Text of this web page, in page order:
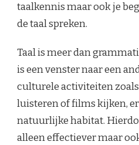
taalkennis maar ook je
de taal spreken.
Taal is meer dan
is een venster naar een
culturele activiteiten
luisteren of films kijken,
natuurlijke habitat.
alleen effectiever maar